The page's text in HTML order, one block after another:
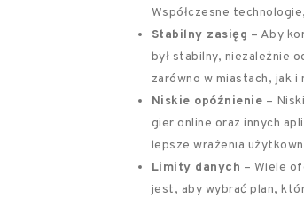
Współczesne
Stabilny zasięg – Aby
był stabilny, niezależnie
zarówno w miastach, jak i
Niskie opóźnienie –
gier online oraz innych
lepsze wrażenia
Limity danych – Wiele
jest, aby wybrać plan,